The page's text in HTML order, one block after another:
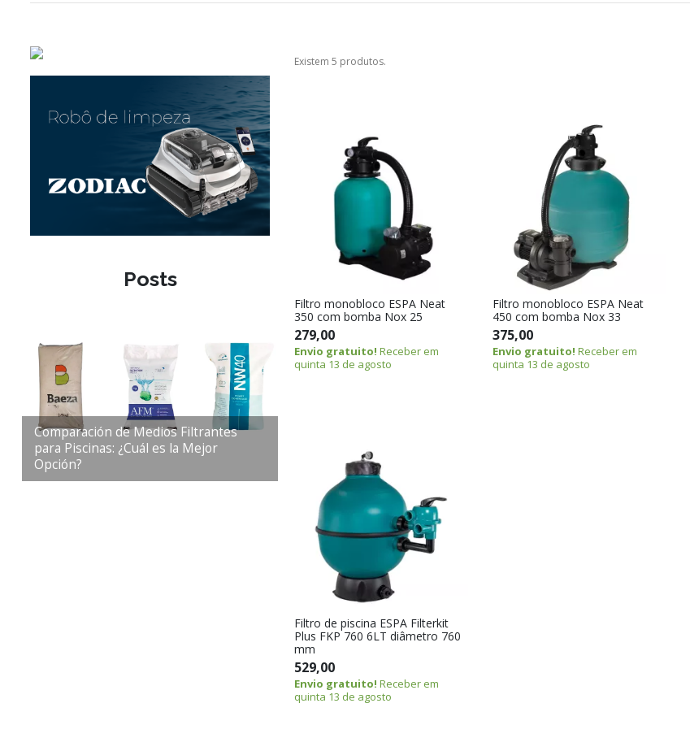
Posts
Comparación de Medios Filtrantes
para Piscinas: ¿Cuál es la Mejor
Opción?
Existem 5 produtos.
Filtro monobloco ESPA Neat
350 com bomba Nox 25
279,00
Envio gratuito! Receber em
quinta 13 de agosto
Filtro monobloco ESPA Neat
450 com bomba Nox 33
375,00
Envio gratuito! Receber em
quinta 13 de agosto
Filtro de piscina ESPA Filterkit
Plus FKP 760 6LT diâmetro 760
mm
529,00
Envio gratuito! Receber em
quinta 13 de agosto